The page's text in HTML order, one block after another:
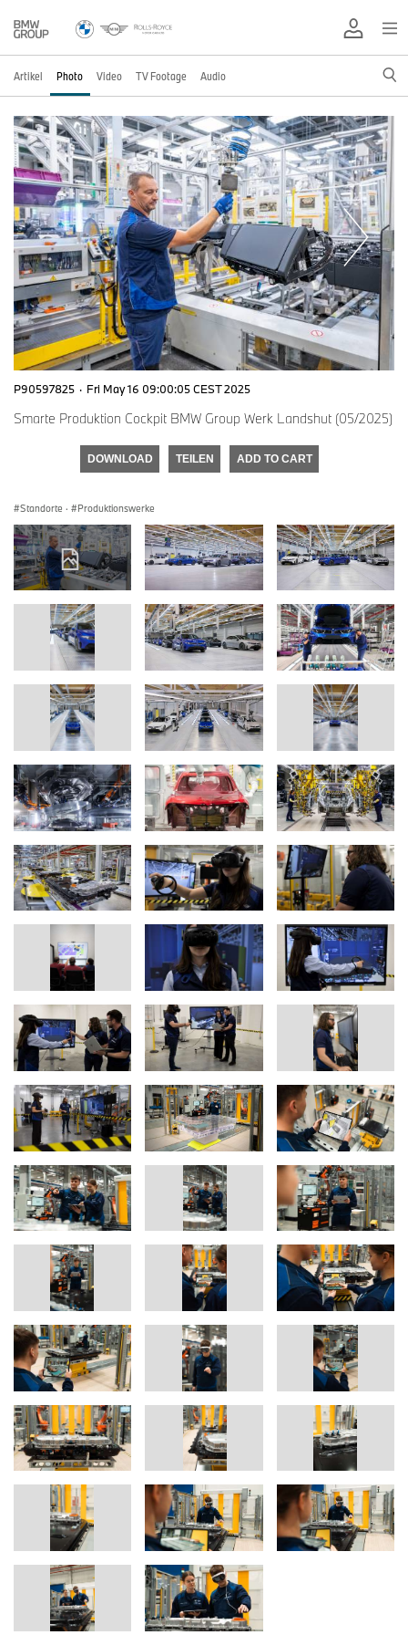
Artikel Photo Video TV Footage Audio
P90597825 · Fri May 16 09:00:05 CEST 2025
Smarte Produktion Cockpit BMW Group Werk Landshut (05/2025)
DOWNLOAD TEILEN ADD TO CART
Standorte · Produktionswerke